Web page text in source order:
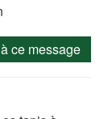
ce message